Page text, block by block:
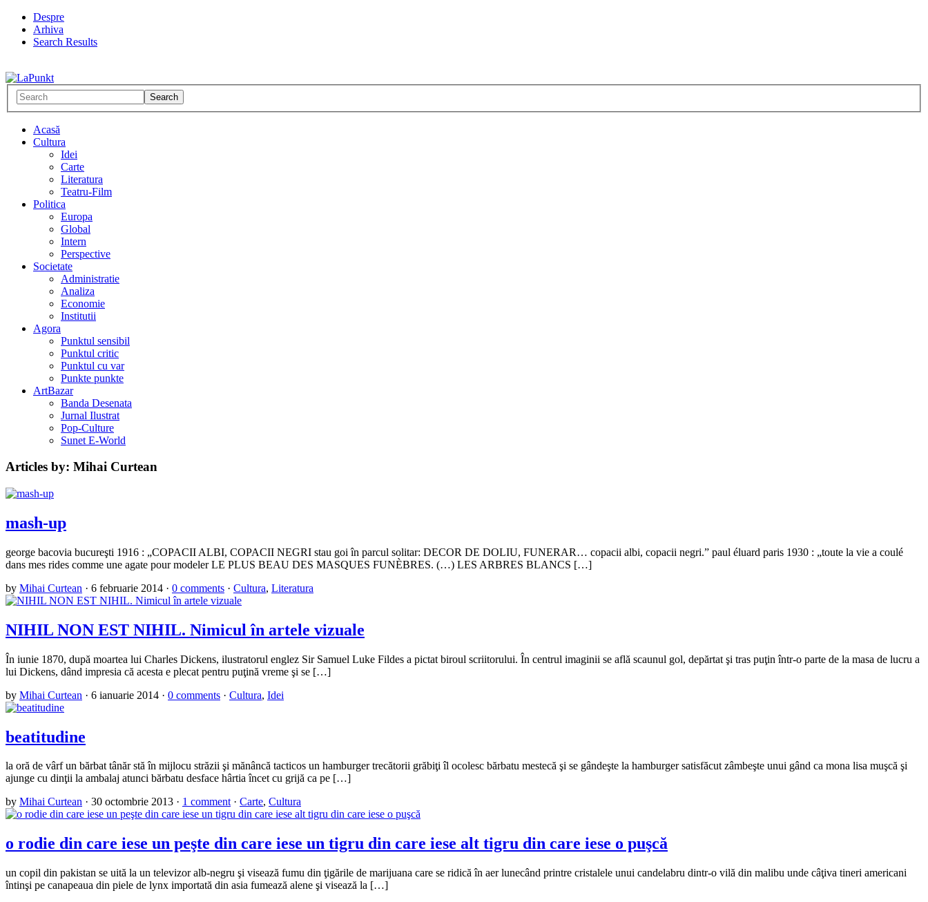
Despre
Arhiva
Search Results
Acasă
Cultura
Idei
Carte
Literatura
Teatru-Film
Politica
Europa
Global
Intern
Perspective
Societate
Administratie
Analiza
Economie
Institutii
Agora
Punktul sensibil
Punktul critic
Punktul cu var
Punkte punkte
ArtBazar
Banda Desenata
Jurnal Ilustrat
Pop-Culture
Sunet E-World
Articles by: Mihai Curtean
mash-up
george bacovia bucureşti 1916 : „COPACII ALBI, COPACII NEGRI stau goi în parcul solitar: DECOR DE DOLIU, FUNERAR… copacii albi, copacii negri.” paul éluard paris 1930 : „toute la vie a coulé
dans mes rides comme une agate pour modeler LE PLUS BEAU DES MASQUES FUNÈBRES. (…) LES ARBRES BLANCS […]
by Mihai Curtean · 6 februarie 2014 · 0 comments · Cultura, Literatura
NIHIL NON EST NIHIL. Nimicul în artele vizuale
În iunie 1870, după moartea lui Charles Dickens, ilustratorul englez Sir Samuel Luke Fildes a pictat biroul scriitorului. În centrul imaginii se află scaunul gol, depărtat şi tras puţin într-o parte de la masa de lucru a
lui Dickens, dând impresia că acesta e plecat pentru puţină vreme şi se […]
by Mihai Curtean · 6 ianuarie 2014 · 0 comments · Cultura, Idei
beatitudine
la oră de vârf un bărbat tânăr stă în mijlocu străzii şi mănâncă tacticos un hamburger trecătorii grăbiţi îl ocolesc bărbatu mestecă şi se gândeşte la hamburger satisfăcut zâmbeşte unui gând ca mona lisa muşcă şi
ajunge cu dinţii la ambalaj atunci bărbatu desface hârtia încet cu grijă ca pe […]
by Mihai Curtean · 30 octombrie 2013 · 1 comment · Carte, Cultura
o rodie din care iese un peşte din care iese un tigru din care iese alt tigru din care iese o puşcă
un copil din pakistan se uită la un televizor alb-negru şi visează fumu din ţigările de marijuana care se ridică în aer lunecând printre cristalele unui candelabru dintr-o vilă din malibu unde câţiva tineri americani
întinşi pe canapeaua din piele de lynx importată din asia fumează alene şi visează la […]